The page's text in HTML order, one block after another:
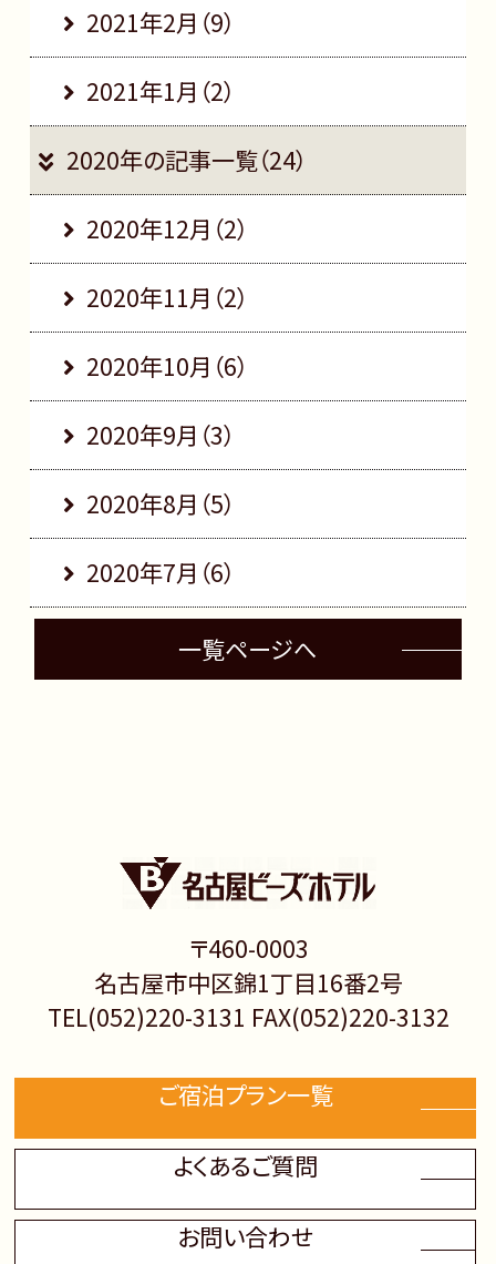
2021年2月（9）
2021年1月（2）
2020年の記事一覧（24）
2020年12月（2）
2020年11月（2）
2020年10月（6）
2020年9月（3）
2020年8月（5）
2020年7月（6）
一覧ページへ
〒460-0003
名古屋市中区錦1丁目16番2号
TEL(052)220-3131 FAX(052)220-3132
ご宿泊プラン一覧
よくあるご質問
お問い合わせ